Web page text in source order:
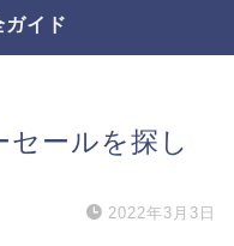
イド
ールを探し
2022年3月3日